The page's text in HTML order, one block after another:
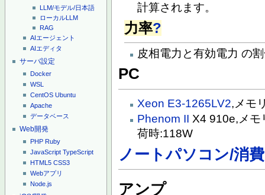
LLM/モデル/日本語
ローカルLLM
RAG
AIエージェント
AIエディタ
サーバ設定
Docker
WSL
CentOS Ubuntu
Apache
データベース
Web開発
PHP Ruby
JavaScript TypeScript
HTML5 CSS3
Webアプリ
Node.js
計算されます。
力率?
皮相電力と有効電力 の
PC
Xeon E3-1265LV2,メモ
Phenom II X4 910e,メモ
荷時:118W
ノートパソコン/消
アンプ